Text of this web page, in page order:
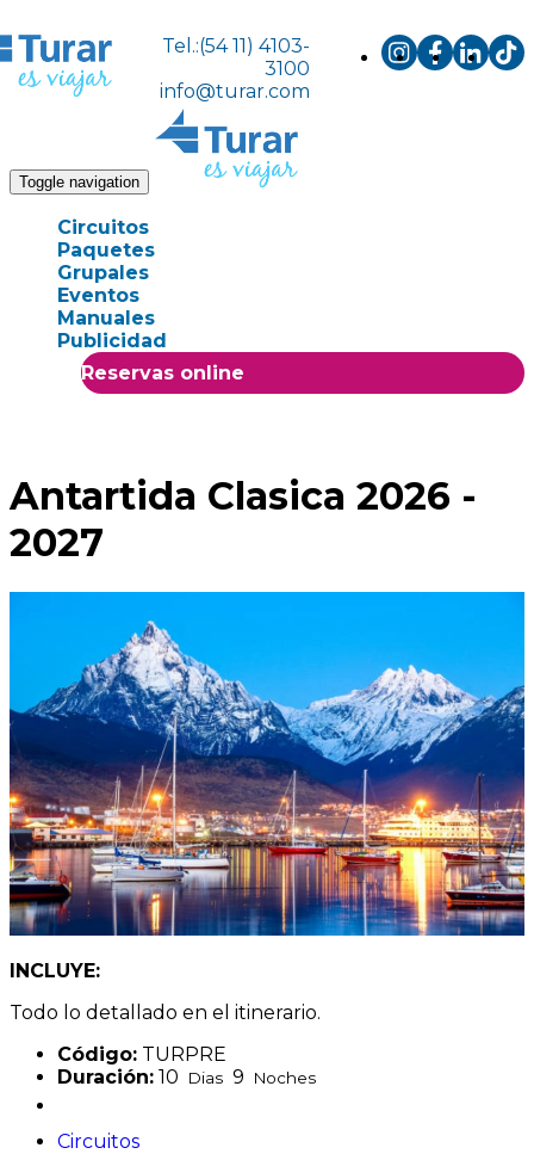
Tel.:(54 11) 4103-
3100
info@turar.com
Toggle navigation
Circuitos
Paquetes
Grupales
Eventos
Manuales
Publicidad
Reservas online
Antartida Clasica 2026 -
2027
INCLUYE:
Todo lo detallado en el itinerario.
Código: TURPRE
Duración: 10 Dias 9 Noches
Circuitos